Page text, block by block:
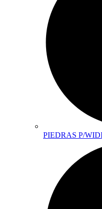
PIEDRAS P/